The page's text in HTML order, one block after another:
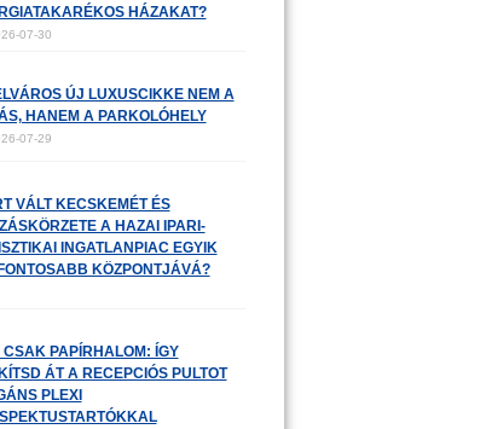
HÁZAKAT?
07-30
ÚJ LUXUSCIKKE NEM A
HANEM A PARKOLÓHELY
07-29
VÁLT KECSKEMÉT ÉS
A HAZAI IPARI-
INGATLANPIAC EGYIK
KÖZPONTJÁVÁ?
CSAK PAPÍRHALOM: ÍGY
ÁT A RECEPCIÓS PULTOT
PLEXI